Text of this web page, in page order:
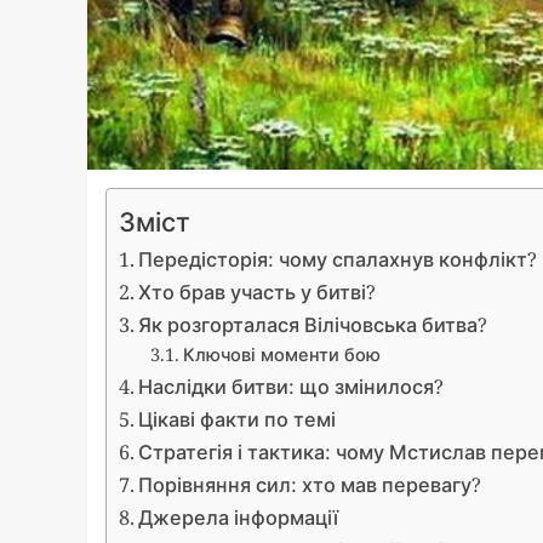
Зміст
Передісторія: чому спалахнув конфлікт?
Хто брав участь у битві?
Як розгорталася Вілічовська битва?
Ключові моменти бою
Наслідки битви: що змінилося?
Цікаві факти по темі
Стратегія і тактика: чому Мстислав
Порівняння сил: хто мав перевагу?
Джерела інформації